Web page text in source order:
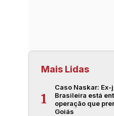
Mais Lidas
1
Caso Naskar:
Brasileira está
operação que
Goiás